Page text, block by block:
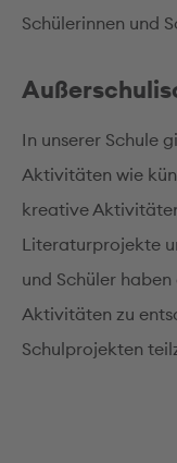
Schülerinnen und
In unserer Schule
Aktivitäten wie
kreative
Literaturprojekte
und Schüler
Aktivitäten zu
Schulprojekten